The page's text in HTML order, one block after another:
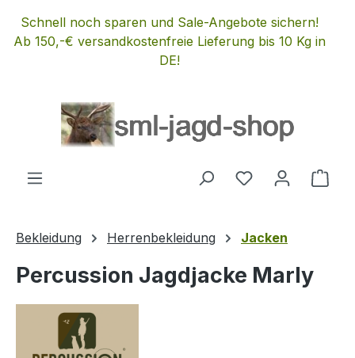
Zum Hauptinhalt springen
Schnell noch sparen und Sale-Angebote sichern!
Ab 150,-€ versandkostenfreie Lieferung bis 10 Kg in
DE!
Du hast 0
Bekleidung Herrenbekleidung Jacken
Percussion Jagdjacke Marly